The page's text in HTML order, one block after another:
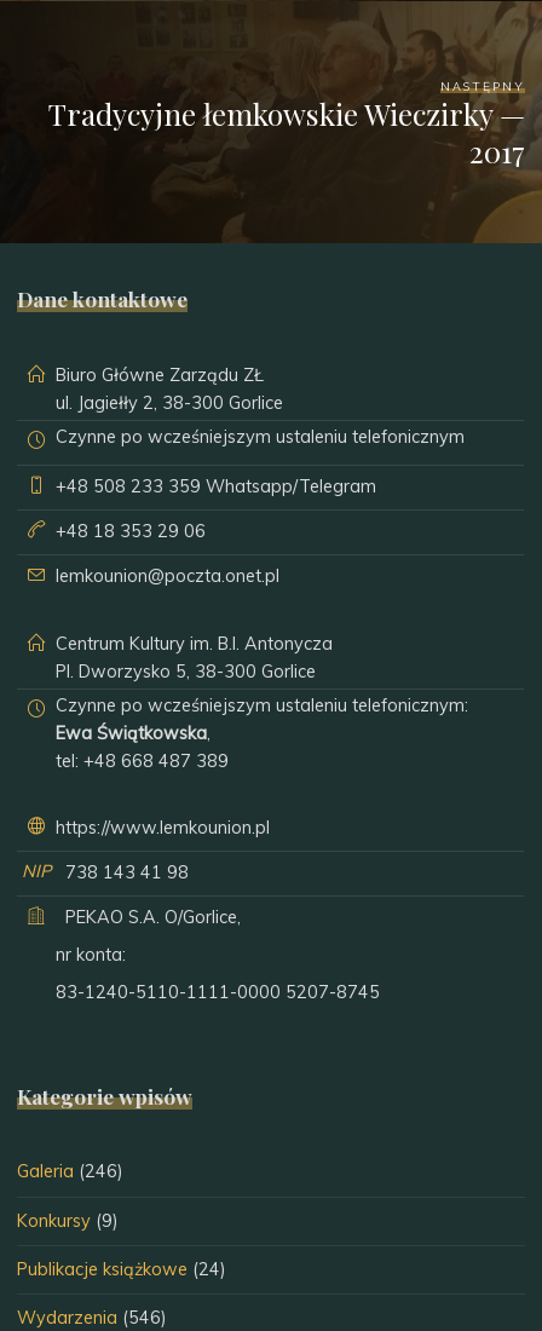
NASTĘPNY
Tradycyjne łemkowskie Wieczirky —
2017
Dane kontaktowe
Biuro Główne Zarządu ZŁ
ul. Jagiełły 2, 38-300 Gorlice
Czynne po wcześniejszym ustaleniu telefonicznym
+48 508 233 359 Whatsapp/Telegram
+48 18 353 29 06
lemkounion@poczta.onet.pl
Centrum Kultury im. B.I. Antonycza
Pl. Dworzysko 5, 38-300 Gorlice
Czynne po wcześniejszym ustaleniu telefonicznym:
Ewa Świątkowska,
tel:+48 668 487 389
https://www.lemkounion.pl
NIP
738 143 41 98
PEKAO S.A. O/Gorlice,
nr konta:
83-1240-5110-1111-0000 5207-8745
Kategorie wpisów
Galeria (246)
Konkursy (9)
Publikacje książkowe (24)
Wydarzenia (546)